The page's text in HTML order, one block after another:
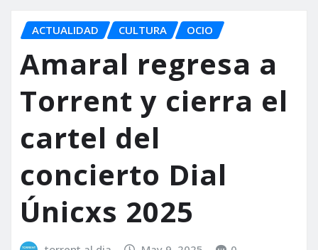
ACTUALIDAD CULTURA OCIO
Amaral regresa a
Torrent y cierra el
cartel del
concierto Dial
Únicxs 2025